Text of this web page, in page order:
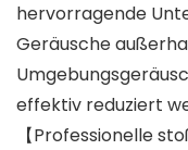
hervorragende
Geräusche
effektiv reduziert
【Professionelle